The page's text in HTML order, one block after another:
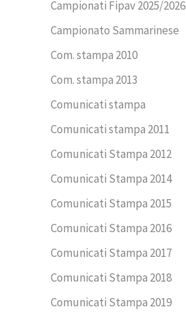
Campionati Fipav 2025/2026
Campionato Sammarinese
Com. stampa 2010
Com. stampa 2013
Comunicati stampa
Comunicati stampa 2011
Comunicati Stampa 2012
Comunicati Stampa 2014
Comunicati Stampa 2015
Comunicati Stampa 2016
Comunicati Stampa 2017
Comunicati Stampa 2018
Comunicati Stampa 2019